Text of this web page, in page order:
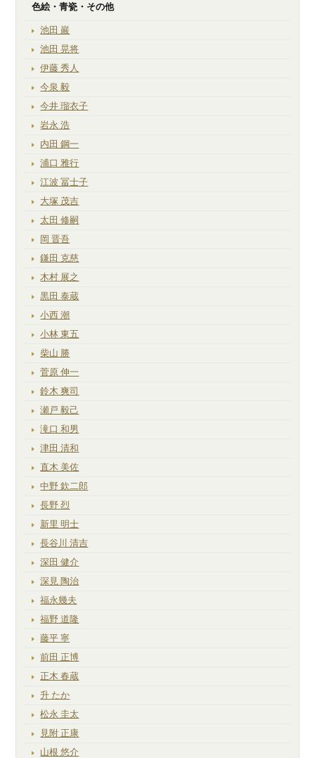
色絵・青瓷・その他
池田 巖
池田 晃将
伊藤 秀人
今泉 毅
今井 瑠衣子
岩永 浩
内田 鋼一
浦口 雅行
江波 冨士子
大塚 茂吉
太田 修嗣
岡 晋吾
鎌田 克慈
木村 展之
黒田 泰蔵
小西 潮
小林 東五
柴山 勝
菅原 伸一
鈴木 爽司
瀬戸 毅己
滝口 和男
津田 清和
直木 美佐
中野 欽二郎
長野 烈
新里 明士
長谷川 清吉
深田 健介
深見 陶治
福永幾夫
福野 道隆
藤平 寧
前田 正博
正木 春蔵
升 たか
松永 圭太
見附 正康
山根 悠介